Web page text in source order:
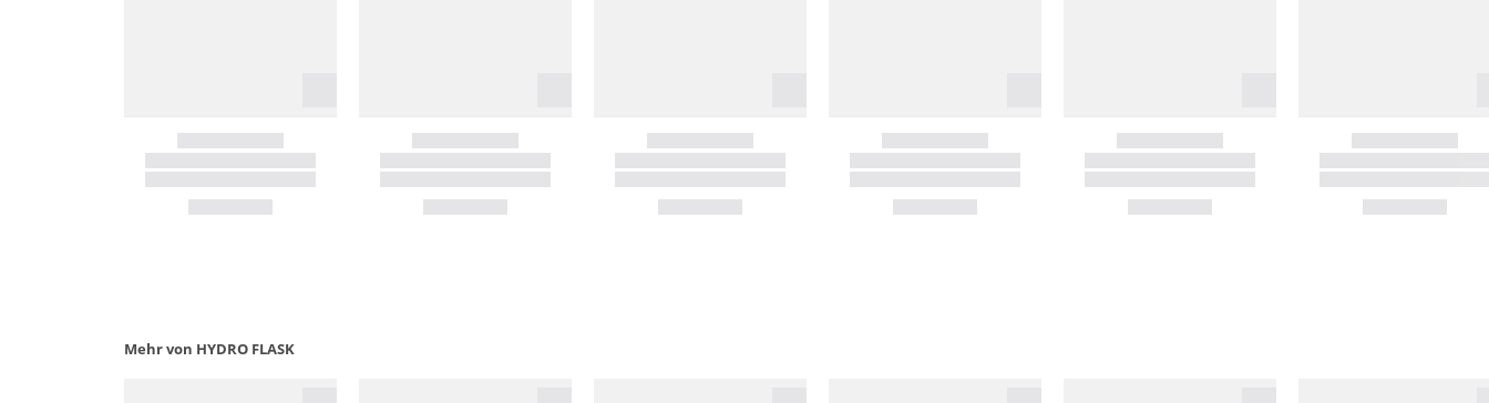
Mehr von HYDRO FLASK